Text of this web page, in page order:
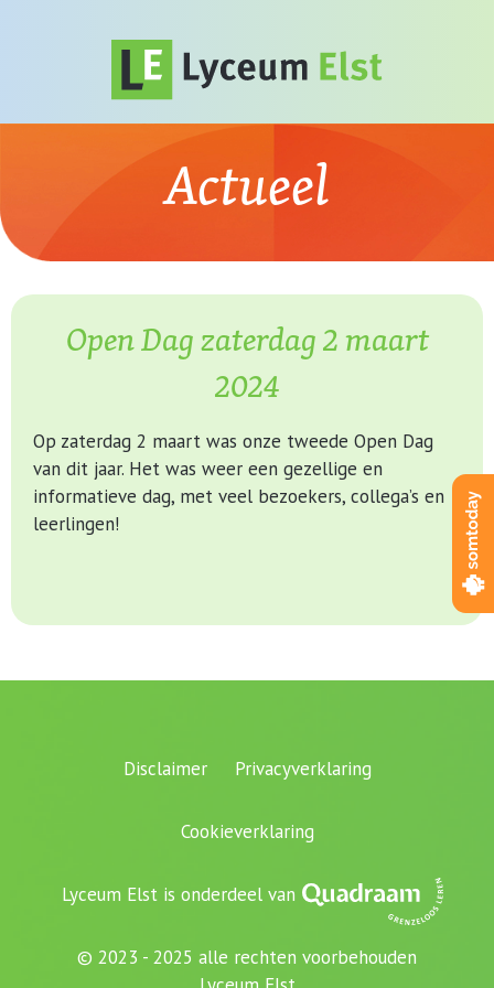
Actueel
Open Dag zaterdag 2 maart
2024
Op zaterdag 2 maart was onze tweede Open Dag
van dit jaar. Het was weer een gezellige en
informatieve dag, met veel bezoekers, collega’s en
leerlingen!
Disclaimer Privacyverklaring
Cookieverklaring
Lyceum Elst is onderdeel van
© 2023 - 2025 alle rechten voorbehouden